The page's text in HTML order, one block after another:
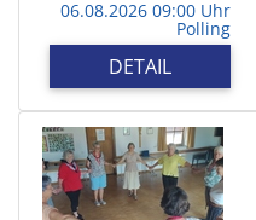
06.08.2026 09:00 Uhr
Polling
DETAIL